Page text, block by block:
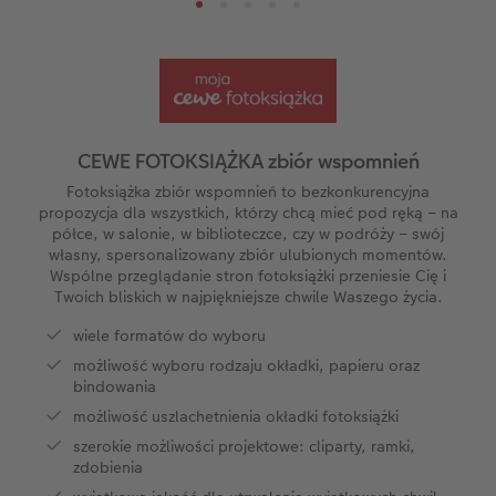
Kwadratowa XL
XXL pionowa
XXL pozioma
Format Kids
Fotoksiążka ślubna
Fotoksiążka urodzinowa
Fotoksiążka z podróży
Zdjęcie w ramce
Zdjęcia kreatywne
Zdjęcia do dokumentów
Fotozestawy
Usługi analogowe
Pudełko ze zdjęciami
Fotonaklejki
Fotokartki
Etui ze zdjęciem
Dla miłośników zwierząt
Artykuły szkolne
Fotoobraz na płycie Alu-Dibond
Fotoobraz wieloczęściowy
hexxas
Gallery Print
Fotoobraz na piance ze zdjęciem retro XXL
Tablica powitalna
Dodatki do fotoobrazów
Dodatki do fotoplakatów
Kalendarz dla babci i dziadka
Kalendarz dla niej
Kalendarz dla niego
Kalendarz dla brata
Kalendarz dla dziadka
Kalendarz dla rodziny
Terminarz urodzinowy
Biuro obsługi klienta CEWE
Urodziny
Wyprawka szkolna
Cytaty
Konkursy fotograficzne CEWE
Konkurs CEWE Photo Award 2027
CEWE FOTOKSIĄŻKA zbiór wspomnień
Fotoksiążka zbiór wspomnień to bezkonkurencyjna
propozycja dla wszystkich, którzy chcą mieć pod ręką – na
półce, w salonie, w biblioteczce, czy w podróży – swój
własny, spersonalizowany zbiór ulubionych momentów.
Wspólne przeglądanie stron fotoksiążki przeniesie Cię i
Twoich bliskich w najpiękniejsze chwile Waszego życia.
wiele formatów do wyboru
możliwość wyboru rodzaju okładki, papieru oraz
bindowania
możliwość uszlachetnienia okładki fotoksiążki
szerokie możliwości projektowe: cliparty, ramki,
zdobienia